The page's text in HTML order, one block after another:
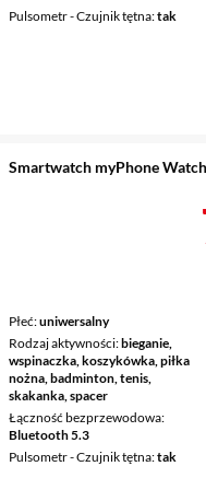
Pulsometr - Czujnik tętna tak
Smartwatch myPhone
Płeć uniwersalny
Rodzaj aktywności bieganie,
wspinaczka, koszykówka, piłka
nożna, badminton, tenis,
skakanka, spacer
Łączność bezprzewodowa
Bluetooth 5.3
Pulsometr - Czujnik tętna tak